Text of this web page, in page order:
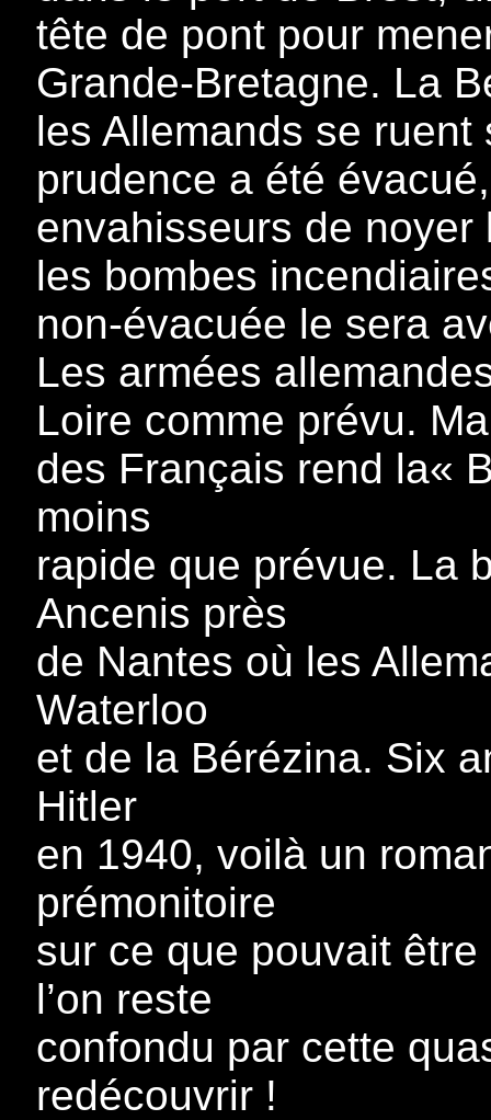
tête de pont pour
Grande-Bretagne. La
les Allemands se
prudence a été
envahisseurs de
les bombes
non-évacuée le sera
Les armées
Loire comme prévu.
des Français rend la«
moins
rapide que prévue. La
Ancenis près
de Nantes où les
Waterloo
et de la Bérézina. Six
Hitler
en 1940, voilà un
prémonitoire
sur ce que pouvait
l’on reste
confondu par cette
redécouvrir !